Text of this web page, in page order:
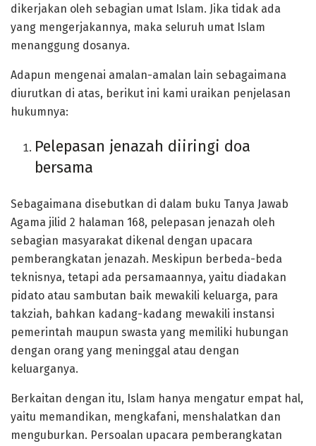
dikerjakan oleh sebagian umat Islam. Jika tidak ada
yang mengerjakannya, maka seluruh umat Islam
menanggung dosanya.
Adapun mengenai amalan-amalan lain sebagaimana
diurutkan di atas, berikut ini kami uraikan penjelasan
hukumnya:
Pelepasan jenazah diiringi doa
bersama
Sebagaimana disebutkan di dalam buku Tanya Jawab
Agama jilid 2 halaman 168, pelepasan jenazah oleh
sebagian masyarakat dikenal dengan upacara
pemberangkatan jenazah. Meskipun berbeda-beda
teknisnya, tetapi ada persamaannya, yaitu diadakan
pidato atau sambutan baik mewakili keluarga, para
takziah, bahkan kadang-kadang mewakili instansi
pemerintah maupun swasta yang memiliki hubungan
dengan orang yang meninggal atau dengan
keluarganya.
Berkaitan dengan itu, Islam hanya mengatur empat hal,
yaitu memandikan, mengkafani, menshalatkan dan
menguburkan. Persoalan upacara pemberangkatan